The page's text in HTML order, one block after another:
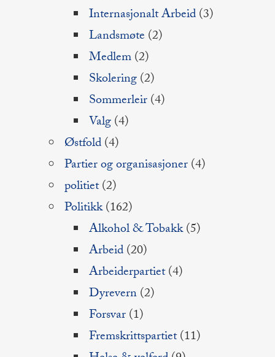
Internasjonalt Arbeid(3)
Landsmøte (2)
Medlem(2)
Skolering(2)
Sommerleir(4)
Valg(4)
Østfold(4)
Partier og organisasjoner(4)
politiet(2)
Politikk(162)
Alkohol & Tobakk(5)
Arbeid(20)
Arbeiderpartiet(4)
Dyrevern(2)
Forsvar(1)
Fremskrittspartiet(11)